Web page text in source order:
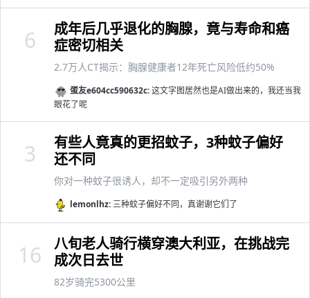
成年后几乎退化的胸腺，竟与寿命和癌
症密切相关
2.7万人CT揭示：胸腺健康者12年死亡风险低约50%
蛋友e604cc590632c:这文字图居然也是AI做出来的，我还当我
眼花了呢
6
有些人竟真的更招蚊子，3种蚊子偏好
还不同
你对一种蚊子很诱人，却不一定吸引另外两种
lemonlhz:三种蚊子偏好不同，真谢谢它们了
3
八旬老人骑行横穿澳大利亚，在挑战完
成次日去世
82岁骑完5300公里
16